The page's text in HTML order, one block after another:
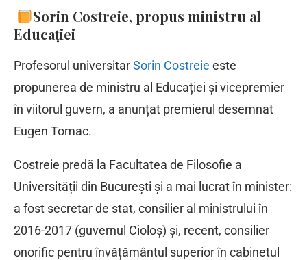
Sorin Costreie, propus ministru al
Educației
Profesorul universitarSorin Costreie este
propunerea de ministru al Educației și vicepremier
în viitorul guvern, a anunțat premierul desemnat
Eugen Tomac.
Costreie predă la Facultatea de Filosofie a
Universității din București și a mai lucrat în minister:
a fost secretar de stat, consilier al ministrului în
2016-2017 (guvernul Cioloș) și, recent, consilier
onorific pentru învățământul superior în cabinetul